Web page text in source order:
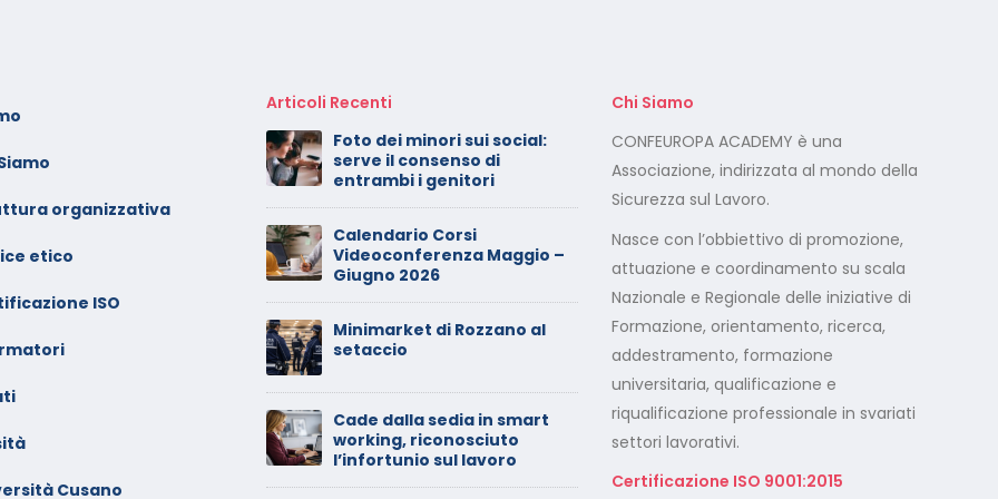
organizzativa
etico
ISO
Cusano
Articoli Recenti
Novembre
è un diritto dei
Giugno –
Foto dei minori sui social:
serve il consenso di
entrambi i genitori
Calendario Corsi
Videoconferenza Maggio –
Giugno 2026
Minimarket di Rozzano al
setaccio
Cade dalla sedia in smart
working, riconosciuto
l’infortunio sul lavoro
Calendario Corsi
Videoconferenza Novembre
– Dicembre 2025
Il rilascio degli attestati di
formazione: è un diritto dei
lavoratori
Calendario Corsi
Videoconferenza
Settembre – Ottobre 2025
Calendario Corsi
Videoconferenza Giugno –
Chi Siamo
CONFEUROPA ACADEMY è una
Associazione, indirizzata al mondo della
Sicurezza sul Lavoro.
Nasce con l’obbiettivo di promozione,
attuazione e coordinamento su scala
Nazionale e Regionale delle iniziative di
Formazione, orientamento, ricerca,
addestramento, formazione
universitaria, qualificazione e
riqualificazione professionale in svariati
settori lavorativi.
Certificazione ISO 9001:2015